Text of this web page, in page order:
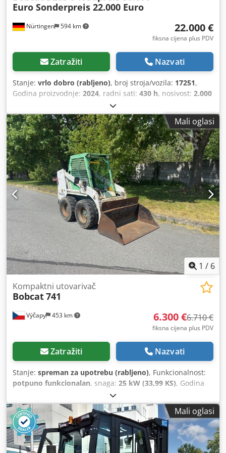
Nürtingen 594 km
Euro Sonderpreis 22.000 Euro
22.000 €
fiksna cijena plus PDV
Zatražiti Nazvati
Stanje: vrlo dobro (rabljeno), broj stroja/vozila: 17251,
Godina proizvodnje: 2024, radni sati: 430 h, nosivost: 2.000
4.730 mm
mm, težište tereta:500 mm, vrsta goriva:dizel, vrsta
jarbola:triplex, građevinska visina:2.190 mm, duljina
vilica:1.050 mm, veličina prednje gume:7.00-15 5.50,
veličina stražnje gume:6.50-10, ukupna masa:4.053 kg
5215420 Credpfjzr Db Hjx Aqljf Serijski broj: FDA2A-5052-
00236
Mali oglasi
1 / 6
Výčapy 453 km
Kompaktni utovarivač
Bobcat741
6.300 €6.710 €
fiksna cijena plus PDV
Zatražiti Nazvati
Stanje: spreman za upotrebu (rabljeno), Funkcionalnost:
potpuno funkcionalan, snaga: 25 kW (33,99 KS), Godina
, radni sati:5.700 h
motorom 29,5 KS 5700 radnih sati, godina proizvodnje oko
1990. Kanta Cjdpoy Skqwefx Aqlsrf
Mali oglasi